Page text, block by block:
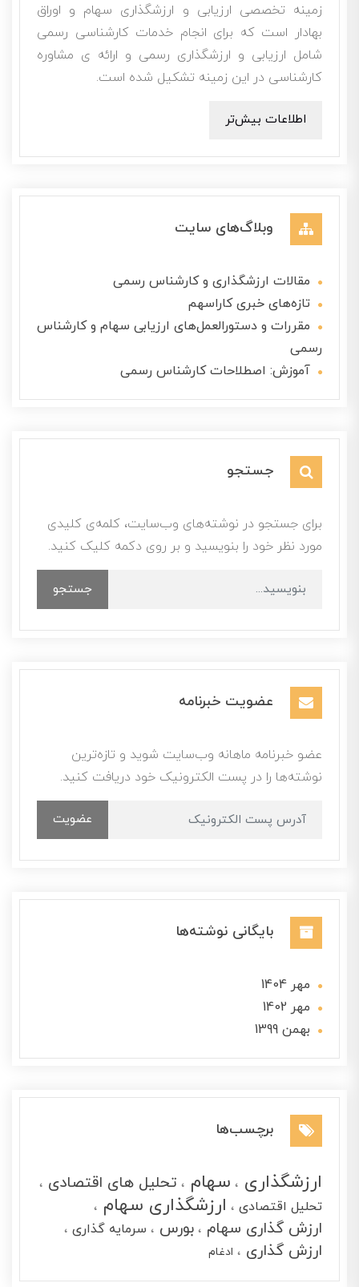
زمینه تخصصی ارزیابی و ارزشگذاری سهام و اوراق
بهادار است که برای انجام خدمات کارشناسی رسمی
شامل ارزیابی و ارزشگذاری رسمی و ارائه ی مشاوره
کارشناسی در این زمینه تشکیل شده است.
اطلاعات بیش‌تر
وبلاگ‌های سایت
مقالات ارزشگذاری و کارشناس رسمی
تازه‌های خبری کاراسهم
مقررات و دستورالعمل‌های ارزیابی سهام و کارشناس
رسمی
آموزش: اصطلاحات کارشناس رسمی
جستجو
برای جستجو در نوشته‌های وب‌سایت، کلمه‌ی کلیدی
مورد نظر خود را بنویسید و بر روی دکمه کلیک کنید.
جستجو
عضویت خبرنامه
عضو خبرنامه ماهانه وب‌سایت شوید و تازه‌ترین
نوشته‌ها را در پست الکترونیک خود دریافت کنید.
عضویت
بایگانی نوشته‌ها
مهر 1404
مهر 1402
بهمن 1399
برچسب‌ها
ارزشگذاری سهام تحلیل های اقتصادی
تحلیل اقتصادی ارزشگذاری سهام
ارزش گذاری سهام بورس سرمایه گذاری
ارزش گذاری ادغام